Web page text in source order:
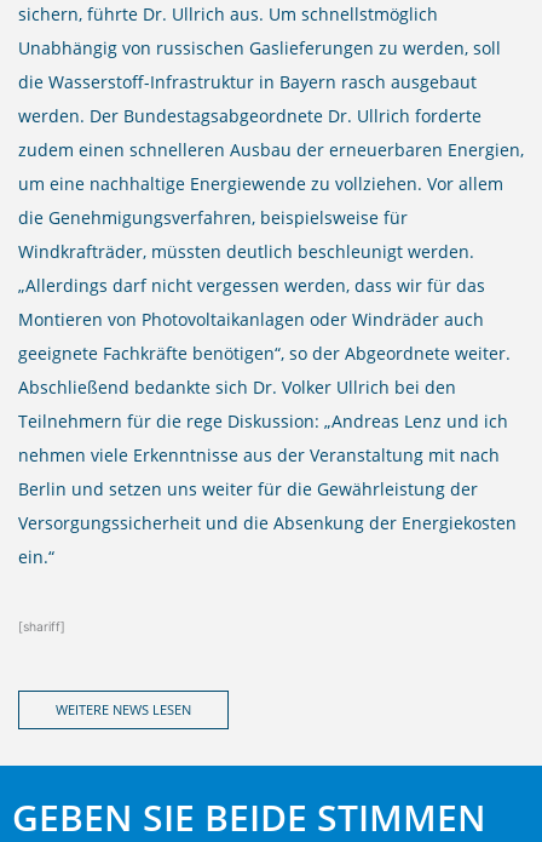
sichern, führte Dr. Ullrich aus. Um schnellstmöglich
Unabhängig von russischen Gaslieferungen zu werden, soll
die Wasserstoff-Infrastruktur in Bayern rasch ausgebaut
werden. Der Bundestagsabgeordnete Dr. Ullrich forderte
zudem einen schnelleren Ausbau der erneuerbaren Energien,
um eine nachhaltige Energiewende zu vollziehen. Vor allem
die Genehmigungsverfahren, beispielsweise für
Windkrafträder, müssten deutlich beschleunigt werden.
„Allerdings darf nicht vergessen werden, dass wir für das
Montieren von Photovoltaikanlagen oder Windräder auch
geeignete Fachkräfte benötigen“, so der Abgeordnete weiter.
Abschließend bedankte sich Dr. Volker Ullrich bei den
Teilnehmern für die rege Diskussion: „Andreas Lenz und ich
nehmen viele Erkenntnisse aus der Veranstaltung mit nach
Berlin und setzen uns weiter für die Gewährleistung der
Versorgungssicherheit und die Absenkung der Energiekosten
ein.“
[shariff]
WEITERE NEWS LESEN
GEBEN SIE BEIDE STIMMEN